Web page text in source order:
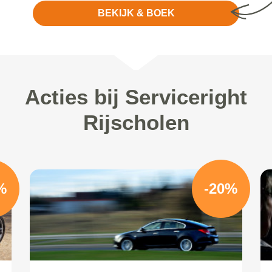
BEKIJK & BOEK
Acties bij Serviceright
Rijscholen
-20%